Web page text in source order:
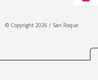
© Copyright 2026 / San Roque